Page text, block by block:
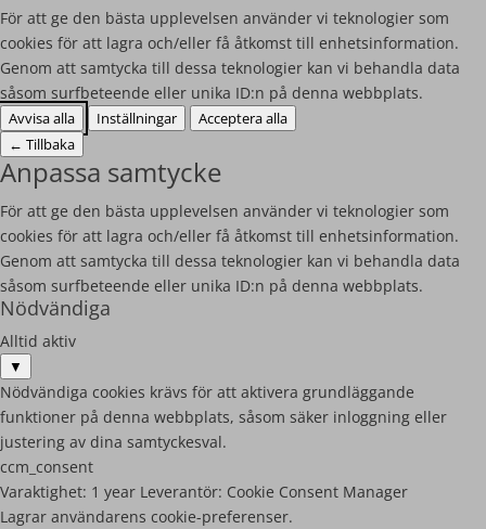
För att ge den bästa upplevelsen använder vi teknologier som
cookies för att lagra och/eller få åtkomst till enhetsinformation.
Genom att samtycka till dessa teknologier kan vi behandla data
såsom surfbeteende eller unika ID:n på denna webbplats.
Avvisa alla Inställningar
Acceptera alla
← Tillbaka
Anpassa samtycke
För att ge den bästa upplevelsen använder vi teknologier som
cookies för att lagra och/eller få åtkomst till enhetsinformation.
Genom att samtycka till dessa teknologier kan vi behandla data
såsom surfbeteende eller unika ID:n på denna webbplats.
Nödvändiga
Alltid aktiv
▼
Nödvändiga cookies krävs för att aktivera grundläggande
funktioner på denna webbplats, såsom säker inloggning eller
justering av dina samtyckesval.
ccm_consent
Varaktighet: 1 year Leverantör: Cookie Consent Manager
Lagrar användarens cookie-preferenser.